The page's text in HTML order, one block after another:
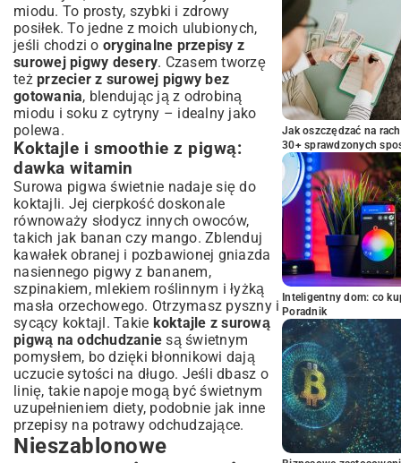
miodu. To prosty, szybki i zdrowy
posiłek. To jedne z moich ulubionych,
jeśli chodzi o oryginalne przepisy z
surowej pigwy desery. Czasem tworzę
też przecier z surowej pigwy bez
gotowania, blendując ją z odrobiną
miodu i soku z cytryny – idealny jako
polewa.
Koktajle i smoothie z pigwą:
dawka witamin
Surowa pigwa świetnie nadaje się do
koktajli. Jej cierpkość doskonale
równoważy słodycz innych owoców,
takich jak banan czy mango. Zblenduj
kawałek obranej i pozbawionej gniazda
nasiennego pigwy z bananem,
szpinakiem, mlekiem roślinnym i łyżką
masła orzechowego. Otrzymasz pyszny i
sycący koktajl. Takie koktajle z surową
pigwą na odchudzanie są świetnym
pomysłem, bo dzięki błonnikowi dają
uczucie sytości na długo. Jeśli dbasz o
linię, takie napoje mogą być świetnym
uzupełnieniem diety, podobnie jak inne
przepisy na potrawy odchudzające.
Nieszablonowe
Jak oszczędzać na
30+ sprawdzonych
Inteligentny dom: co
Poradnik